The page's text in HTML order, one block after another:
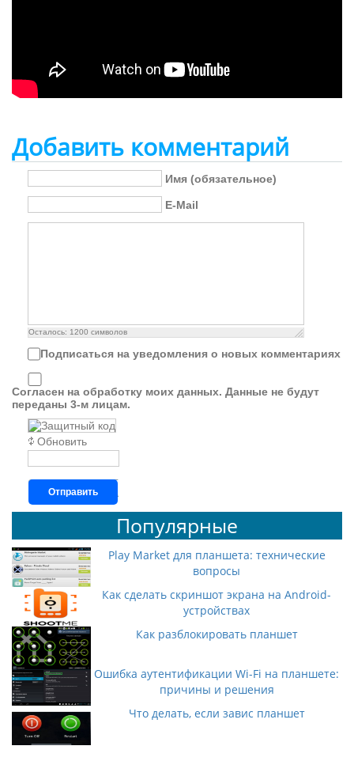
Добавить комментарий
Имя (обязательное)
E-Mail
Осталось: 1200 символов
Подписаться на уведомления о новых комментариях
Согласен на обработку моих данных. Данные не будут
переданы 3-м лицам.
Обновить
Отправить
Популярные
Play Market для планшета: технические
вопросы
Как сделать скриншот экрана на Android-
устройствах
Как разблокировать планшет
Ошибка аутентификации Wi-Fi на планшете:
причины и решения
Что делать, если завис планшет